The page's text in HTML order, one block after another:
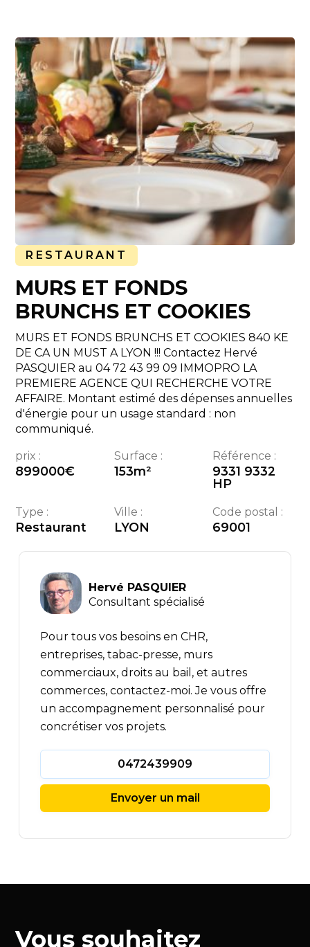
RESTAURANT
MURS ET FONDS
BRUNCHS ET COOKIES
MURS ET FONDS BRUNCHS ET COOKIES 840 KE
DE CA UN MUST A LYON !!! Contactez Hervé
PASQUIER au 04 72 43 99 09 IMMOPRO LA
PREMIERE AGENCE QUI RECHERCHE VOTRE
AFFAIRE. Montant estimé des dépenses annuelles
d'énergie pour un usage standard : non
communiqué.
prix :
899000€
Surface :
153m²
Référence :
9331 9332
HP
Type :
Restaurant
Ville :
LYON
Code postal :
69001
Hervé PASQUIER
Consultant spécialisé
Pour tous vos besoins en CHR,
entreprises, tabac-presse, murs
commerciaux, droits au bail, et autres
commerces, contactez-moi. Je vous offre
un accompagnement personnalisé pour
concrétiser vos projets.
0472439909
Envoyer un mail
Vous souhaitez